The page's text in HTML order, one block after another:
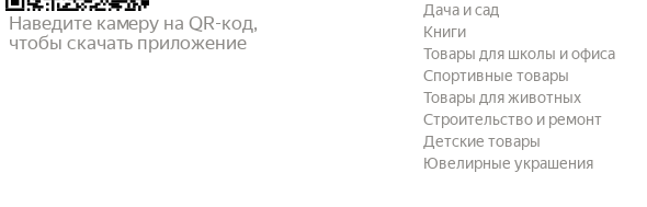
Наведите камеру на QR-код,
чтобы скачать приложение
Дача и сад
Книги
Товары для школы и офиса
Спортивные товары
Товары для животных
Строительство и ремонт
Детские товары
Ювелирные украшения